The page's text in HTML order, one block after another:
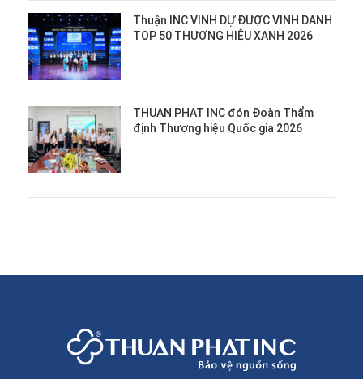
Thuận INC VINH DỰ ĐƯỢC VINH DANH
TOP 50 THƯƠNG HIỆU XANH 2026
THUAN PHAT INC đón Đoàn Thẩm
định Thương hiệu Quốc gia 2026